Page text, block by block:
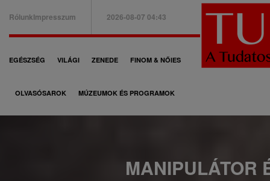
B
a
e
RólunkImpresszum 2026-08-07 04:43
F
ő
EGÉSZSÉG VILÁGI ZENEDE FINOM & NŐIES
OLVASÓSAROK MÚZEUMOK ÉS PROGRAMOK
MANIPULÁTOR